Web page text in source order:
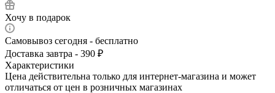
Хочу в подарок
Самовывоз сегодня - бесплатно
Доставка завтра - 390 ₽
Характеристики
Цена действительна только для интернет-магазина и может
отличаться от цен в розничных магазинах